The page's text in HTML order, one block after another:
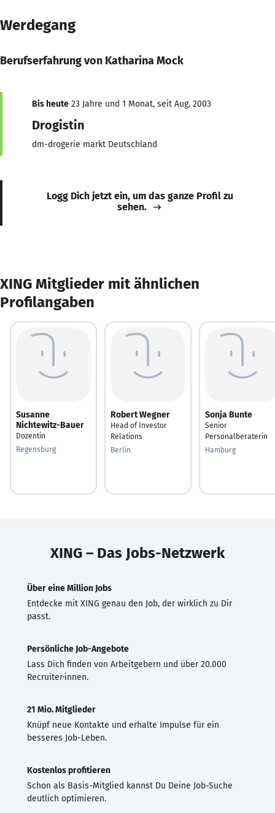
Werdegang
Berufserfahrung von Katharina Mock
Bis heute 23 Jahre und 1 Monat, seit Aug. 2003
Drogistin
dm-drogerie markt Deutschland
Logg Dich jetzt ein, um das ganze Profil zu
sehen.
XING Mitglieder mit ähnlichen
Profilangaben
Susanne
Nichtewitz-Bauer
Dozentin
Regensburg
Robert Wegner
Head of Investor
Relations
Berlin
Sonja Bunte
Senior
Personalberaterin
Hamburg
XING – Das Jobs-Netzwerk
Über eine Million Jobs
Entdecke mit XING genau den Job, der wirklich zu Dir
passt.
Persönliche Job-Angebote
Lass Dich finden von Arbeitgebern und über 20.000
Recruiter·innen.
21 Mio. Mitglieder
Knüpf neue Kontakte und erhalte Impulse für ein
besseres Job-Leben.
Kostenlos profitieren
Schon als Basis-Mitglied kannst Du Deine Job-Suche
deutlich optimieren.